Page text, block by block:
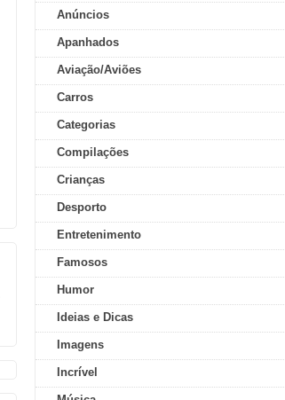
Anúncios
Apanhados
Aviação/Aviões
Carros
Categorias
Compilações
Crianças
Desporto
Entretenimento
Famosos
Humor
Ideias e Dicas
Imagens
Incrível